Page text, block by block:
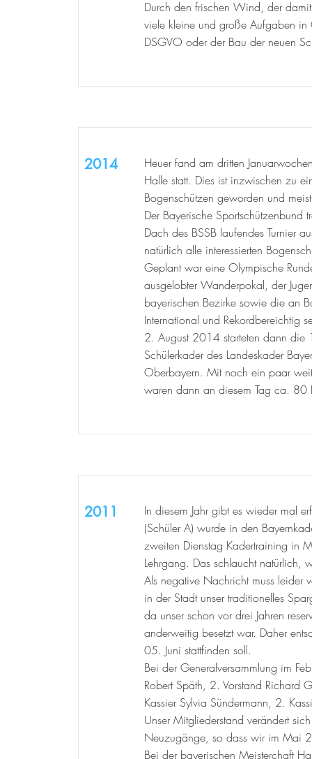
Durch den frischen Wind, der
viele kleine und große Aufgaben
DSGVO oder der Bau der neuen
2014
Heuer fand am dritten
Halle statt. Dies ist inzwischen zu
Bogenschützen geworden und
Der Bayerische Sportschützenbund
Dach des BSSB laufendes Turnier
natürlich alle interessierten
Geplant war eine Olympische
ausgelobter Wanderpokal, der
bayerischen Bezirke sowie die an
International und Rekordbereichtig
2. August 2014 starteten dann die
Schülerkader des Landeskader
Oberbayern. Mit noch ein paar
waren dann an diesem Tag ca.
2011
In diesem Jahr gibt es wieder mal
(Schüler A) wurde in den
zweiten Dienstag Kadertraining in
Lehrgang. Das schlaucht natürlich,
Als negative Nachricht muss leider
in der Stadt unser traditionelles
da unser schon vor drei Jahren
anderweitig besetzt war. Daher
05. Juni stattfinden soll.
Bei der Generalversammlung im
Robert Späth, 2. Vorstand Richard
Kassier Sylvia Sündermann, 2.
Unser Mitgliederstand verändert
Neuzugänge, so dass wir im Mai
Bei der bayerischen Meisterchaft